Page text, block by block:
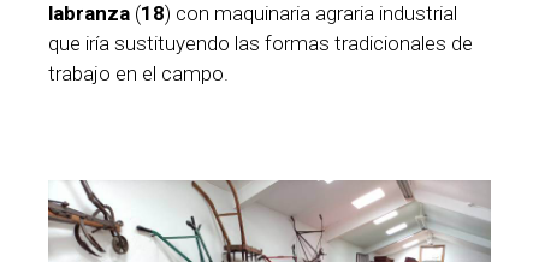
labranza (18) con maquinaria agraria industrial
que iría sustituyendo las formas tradicionales de
trabajo en el campo.